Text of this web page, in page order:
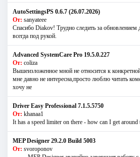
AutoSettingsPS 0.6.7 (26.07.2026)
От: sanyateee
Спасибо Diakov! Трудно следить за обновлением
всегда под рукой.
Advanced SystemCare Pro 19.5.0.227
От: coliza
Вышеизложенное мной не относится к
мне давно не интересна,просто люблю читать
хочу не
Driver Easy Professional 7.1.5.5750
От: khanaa1
It has a speed limiter on there - how can I get around
MEP Designer 29.2.0 Build 5003
От: svoroponov